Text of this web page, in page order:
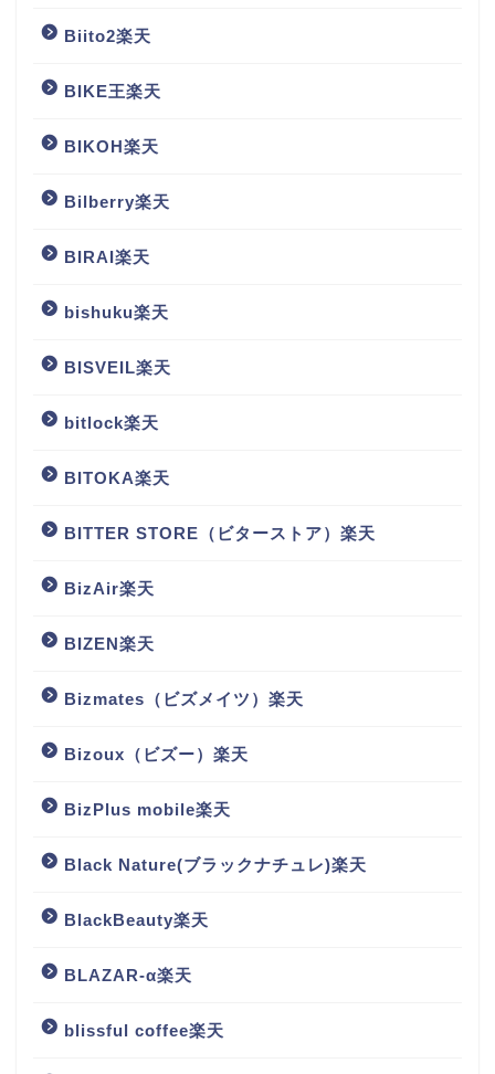
Biito2楽天
BIKE王楽天
BIKOH楽天
Bilberry楽天
BIRAI楽天
bishuku楽天
BISVEIL楽天
bitlock楽天
BITOKA楽天
BITTER STORE（ビターストア）楽天
BizAir楽天
BIZEN楽天
Bizmates（ビズメイツ）楽天
Bizoux（ビズー）楽天
BizPlus mobile楽天
Black Nature(ブラックナチュレ)楽天
BlackBeauty楽天
BLAZAR-α楽天
blissful coffee楽天